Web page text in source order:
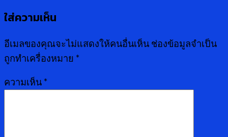
ใส่ความเห็น
อีเมลของคุณจะไม่แสดงให้คนอื่นเห็น ช่องข้อมูลจำเป็น
ถูกทำเครื่องหมาย *
ความเห็น *